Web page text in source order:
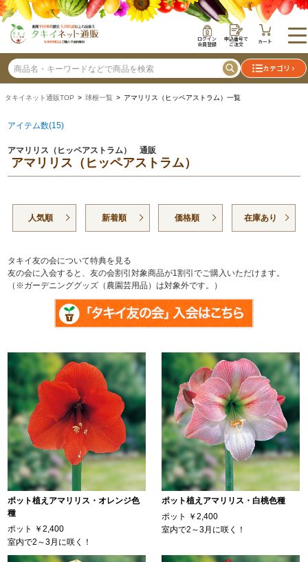
ログイン
会員登録
申込番号で
ご注文 カート
カテゴリ
タキイネット通販TOP > 球根一覧 > アマリリス（ヒッペアストラム）一覧
アイテム数(15)
アマリリス（ヒッペアストラム） 通販
アマリリス（ヒッペアストラム）
人気順 新着順 価格順 在庫あり
タキイ友の会について特典を見る
友の会に入会すると、友の会割引対象商品が1割引でご購入いただけます。
（※ガーデニンググッズ（農園芸用品）は対象外です。）
ポット植えアマリリス・オレンジ色
種
ポット
￥2,400
室内で2～3月に咲く！
ポット植えアマリリス・白桃色種
ポット
￥2,400
室内で2～3月に咲く！